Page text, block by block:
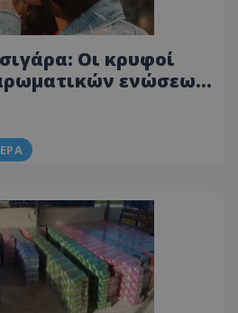
Οι κρυφοί
ενώσεων
– Kαθηγητής
αποκαλύπτει